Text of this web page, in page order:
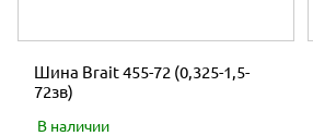
Шина Brait 455-72 (0,325-1,5-
72зв)
В наличии